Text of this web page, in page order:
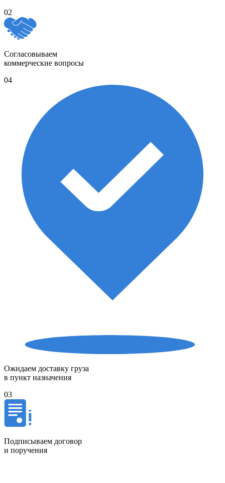
02
Согласовываем
коммерческие вопросы
04
Ожидаем доставку груза
в пункт назначения
03
Подписываем договор
и поручения